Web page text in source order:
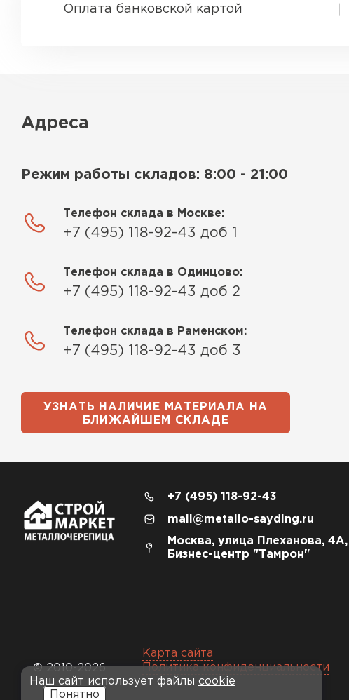
Оплата банковской картой
Адреса
Режим работы складов: 8:00 - 21:00
Телефон склада в Москве:
+7 (495) 118-92-43 доб 1
Телефон склада в Одинцово:
+7 (495) 118-92-43 доб 2
Телефон склада в Раменском:
+7 (495) 118-92-43 доб 3
УЗНАТЬ НАЛИЧИЕ МАТЕРИАЛА НА
БЛИЖАЙШЕМ СКЛАДЕ
© 2010-2026
+7 (495) 118-92-43
mail@metallo-sayding.ru
Москва, улица Плеханова, 4А,
Бизнес-центр "Тамрон"
Карта сайта
Политика конфиденциальности
Наш сайт использует файлы cookie
Понятно